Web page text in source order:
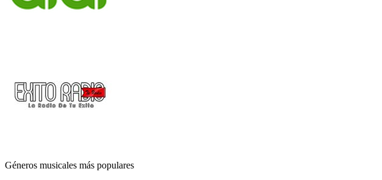
Géneros musicales más populares